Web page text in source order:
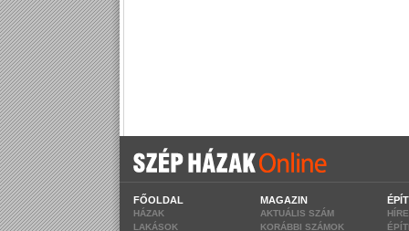
FŐOLDAL
HÁZAK
LAKÁSOK
MAGAZIN
AKTUÁLIS SZÁM
KORÁBBI SZÁMOK